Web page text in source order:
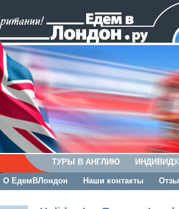
ТУРЫ В АНГЛИЮ
О ЕдемВЛондон Наши контакты